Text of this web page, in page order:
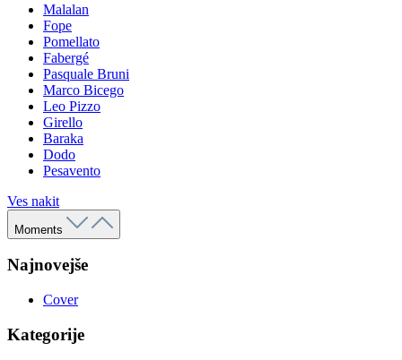
Malalan
Fope
Pomellato
Fabergé
Pasquale Bruni
Marco Bicego
Leo Pizzo
Girello
Baraka
Dodo
Pesavento
Ves nakit
Moments
Najnovejše
Cover
Kategorije